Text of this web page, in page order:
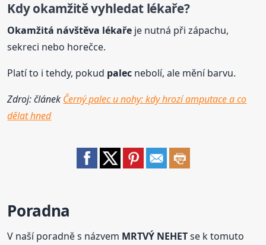
Kdy okamžitě vyhledat lékaře?
Okamžitá návštěva lékaře je nutná při zápachu,
sekreci nebo horečce.
Platí to i tehdy, pokud palec nebolí, ale mění barvu.
Zdroj: článek Černý palec u nohy: kdy hrozí amputace a co
dělat hned
Poradna
V naší poradně s názvem MRTVÝ NEHETse k tomuto